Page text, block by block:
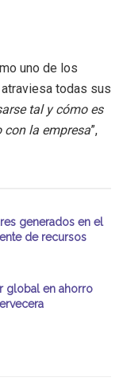
uno de los
todas sus
tal y cómo es
con la empresa”,
generados en el
de recursos
global en ahorro